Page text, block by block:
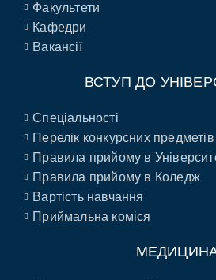
Факультети
Кафедри
Вакансії
ВСТУП ДО
Спеціальності
Перелік конкурсних предметів
Правила прийому в
Правила прийому в Коледж
Вартість навчання
Приймальна коміся